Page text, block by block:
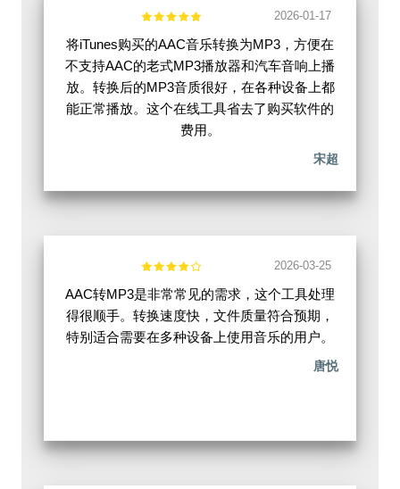
2026-01-17
将iTunes购买的AAC音乐转换为MP3，方便在
不支持AAC的老式MP3播放器和汽车音响上播
放。转换后的MP3音质很好，在各种设备上都
能正常播放。这个在线工具省去了购买软件的
费用。
宋超
2026-03-25
AAC转MP3是非常常见的需求，这个工具处理
得很顺手。转换速度快，文件质量符合预期，
特别适合需要在多种设备上使用音乐的用户。
唐悦